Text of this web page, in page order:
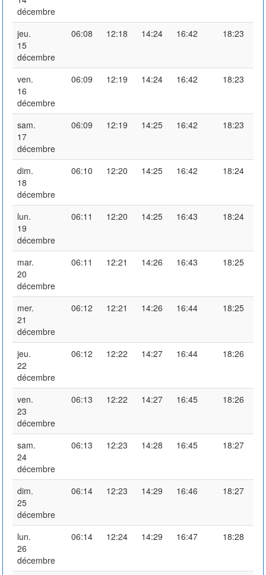
décembre
jeu.
15
décembre
06:08 12:18 14:24 16:42 18:23
ven.
16
décembre
06:09 12:19 14:24 16:42 18:23
sam.
17
décembre
06:09 12:19 14:25 16:42 18:23
dim.
18
décembre
06:10 12:20 14:25 16:42 18:24
lun.
19
décembre
06:11 12:20 14:25 16:43 18:24
mar.
20
décembre
06:11 12:21 14:26 16:43 18:25
mer.
21
décembre
06:12 12:21 14:26 16:44 18:25
jeu.
22
décembre
06:12 12:22 14:27 16:44 18:26
ven.
23
décembre
06:13 12:22 14:27 16:45 18:26
sam.
24
décembre
06:13 12:23 14:28 16:45 18:27
dim.
25
décembre
06:14 12:23 14:29 16:46 18:27
lun.
26
décembre
06:14 12:24 14:29 16:47 18:28